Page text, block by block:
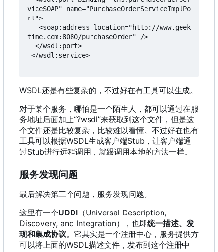
viceSOAP" name="PurchaseOrderServiceImplPo
rt">
time.com:8080/purchaseOrder" />
WSDL还是有些复杂的 ， 不过好在有工具可以生成。
对于某个服务，哪怕是一个陌生人，都可以通过在服
务地址后面加上“?wsdl”来获取到这个文件 ， 但是这
个文件还是比较复杂 ， 比较难以看懂。不过好在也有
工具可以根据WSDL生成客户端Stub ， 让客户端通
过Stub进行远程调用 ， 就跟调用本地的方法一样。
服务发现问题
最后解决第三个问题，服务发现问题。
这里有一个UDDI （Universal Description,
Discovery, and Integration） ， 也即统一描述、发
现和集成协议。它其实是一个注册中心 ， 服务提供方
可以将上面的WSDL描述文件 ， 发布到这个注册中